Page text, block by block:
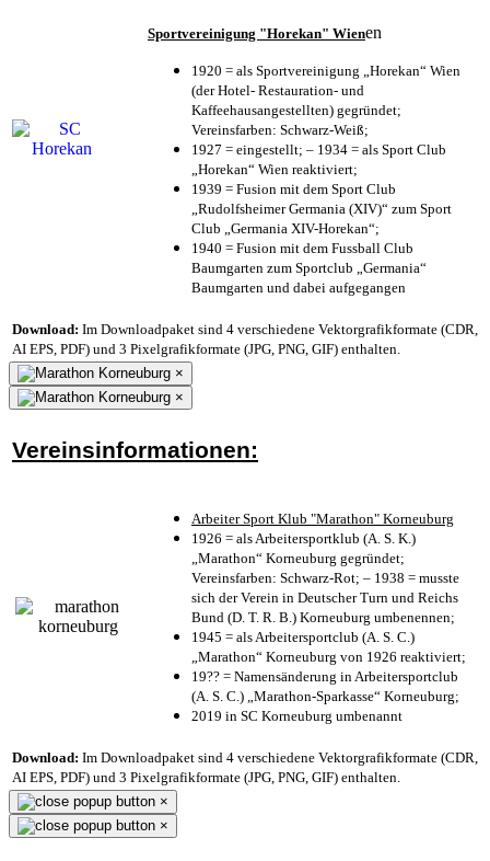
Sportvereinigung "Horekan" Wienen
1920 = als Sportvereinigung „Horekan“ Wien
(der Hotel- Restauration- und
Kaffeehausangestellten) gegründet;
Vereinsfarben: Schwarz-Weiß;
1927 = eingestellt; – 1934 = als Sport Club
„Horekan“ Wien reaktiviert;
1939 = Fusion mit dem Sport Club
„Rudolfsheimer Germania (XIV)“ zum Sport
Club „Germania XIV-Horekan“;
1940 = Fusion mit dem Fussball Club
Baumgarten zum Sportclub „Germania“
Baumgarten und dabei aufgegangen
Download: Im Downloadpaket sind 4 verschiedene Vektorgrafikformate (CDR,
AI EPS, PDF) und 3 Pixelgrafikformate (JPG, PNG, GIF) enthalten.
×
×
Vereinsinformationen:
Arbeiter Sport Klub "Marathon" Korneuburg
1926 = als Arbeitersportklub (A. S. K.)
„Marathon“ Korneuburg gegründet;
Vereinsfarben: Schwarz-Rot; – 1938 = musste
sich der Verein in Deutscher Turn und Reichs
Bund (D. T. R. B.) Korneuburg umbenennen;
1945 = als Arbeitersportclub (A. S. C.)
„Marathon“ Korneuburg von 1926 reaktiviert;
19?? = Namensänderung in Arbeitersportclub
(A. S. C.) „Marathon-Sparkasse“ Korneuburg;
2019 in SC Korneuburg umbenannt
Download: Im Downloadpaket sind 4 verschiedene Vektorgrafikformate (CDR,
AI EPS, PDF) und 3 Pixelgrafikformate (JPG, PNG, GIF) enthalten.
×
×